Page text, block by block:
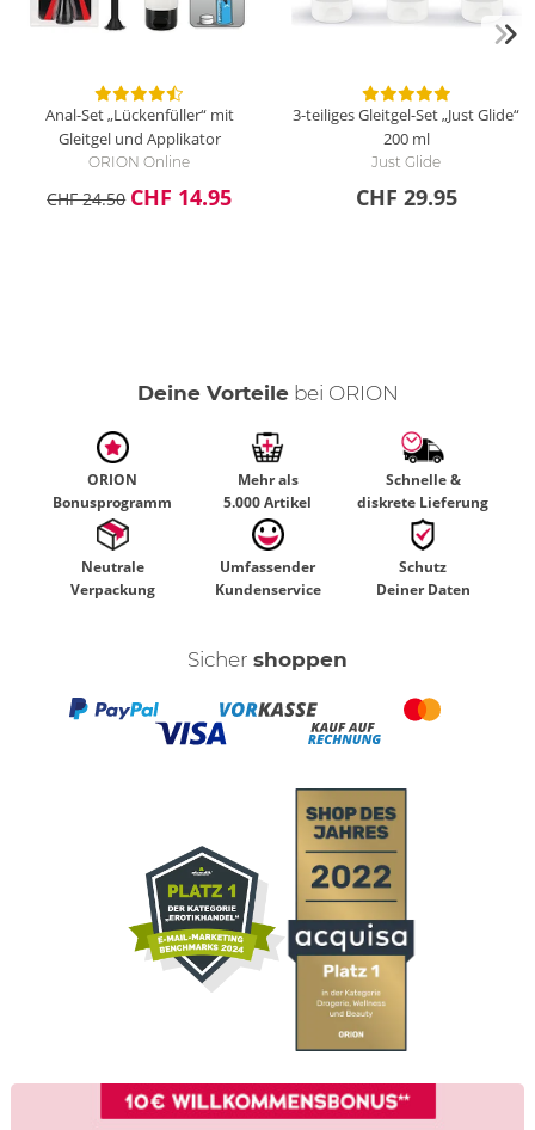
Anal-Set „Lückenfüller“ mit
Gleitgel und Applikator
ORION Online
CHF 24.50 CHF 14.95
3-teiliges Gleitgel-Set „Just Glide“
200 ml
Just Glide
CHF 29.95
Deine Vorteilebei ORION
ORION
Bonusprogramm
Mehr als
5.000 Artikel
Schnelle &
diskrete Lieferung
Neutrale
Verpackung
Umfassender
Kundenservice
Schutz
Deiner Daten
Sicher shoppen